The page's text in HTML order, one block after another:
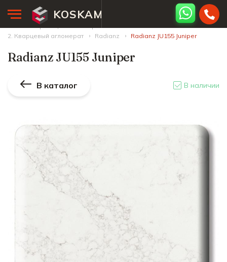
KOSKAM
Главная страница
2. Кварцевый агломерат
Radianz Radianz JU155 Juniper
Radianz JU155 Juniper
В каталог В наличии